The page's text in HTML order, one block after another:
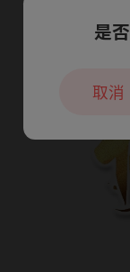
本章
是
取消